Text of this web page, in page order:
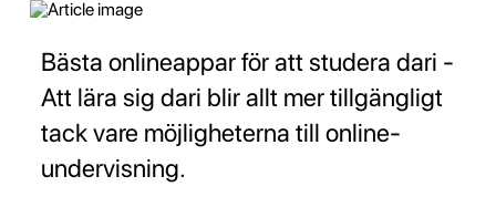
Bästa onlineappar för att studera dari -
Att lära sig dari blir allt mer tillgängligt
tack vare möjligheterna till online-
undervisning.